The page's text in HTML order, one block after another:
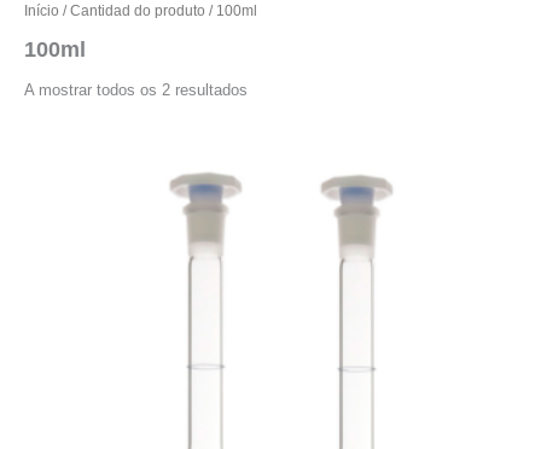
Início / Cantidad do produto / 100ml
100ml
A mostrar todos os 2 resultados